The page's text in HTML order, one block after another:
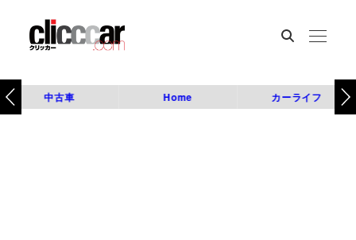
中古車 Home カーライフ